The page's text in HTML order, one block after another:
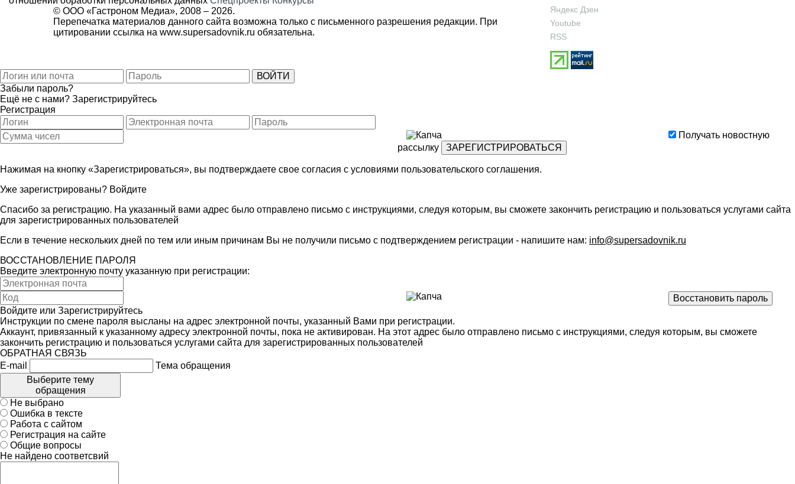
© ООО «Гастроном Медиа», 2008 – 2026.
Перепечатка материалов данного сайта возможна только с письменного разрешения редакции. При
цитировании ссылка на www.supersadovnik.ru обязательна.
Яндекс Дзен
Youtube
RSS
Забыли пароль?
Ещё не с нами? Зарегистрируйтесь
Регистрация
Получать новостную
рассылку
Нажимая на кнопку «Зарегистрироваться», вы подтверждаете свое согласия с условиями пользовательского соглашения.
Уже зарегистрированы? Войдите
Спасибо за регистрацию. На указанный вами адрес было отправлено письмо с инструкциями, следуя которым, вы сможете закончить регистрацию и пользоваться услугами сайта
для зарегистрированных пользователей
Если в течение нескольких дней по тем или иным причинам Вы не получили письмо с подтверждением регистрации - напишите нам: info@supersadovnik.ru
ВОССТАНОВЛЕНИЕ ПАРОЛЯ
Введите электронную почту указанную при регистрации:
Войдите или Зарегистрируйтесь
Инструкции по смене пароля высланы на адрес электронной почты, указанный Вами при регистрации.
Аккаунт, привязанный к указанному адресу электронной почты, пока не активирован. На этот адрес было отправлено письмо с инструкциями, следуя которым, вы сможете
закончить регистрацию и пользоваться услугами сайта для зарегистрированных пользователей
ОБРАТНАЯ СВЯЗЬ
E-mail
Тема обращения
Выберите тему
обращения
Не выбрано
Ошибка в тексте
Работа с сайтом
Регистрация на сайте
Общие вопросы
Не найдено соответсвий